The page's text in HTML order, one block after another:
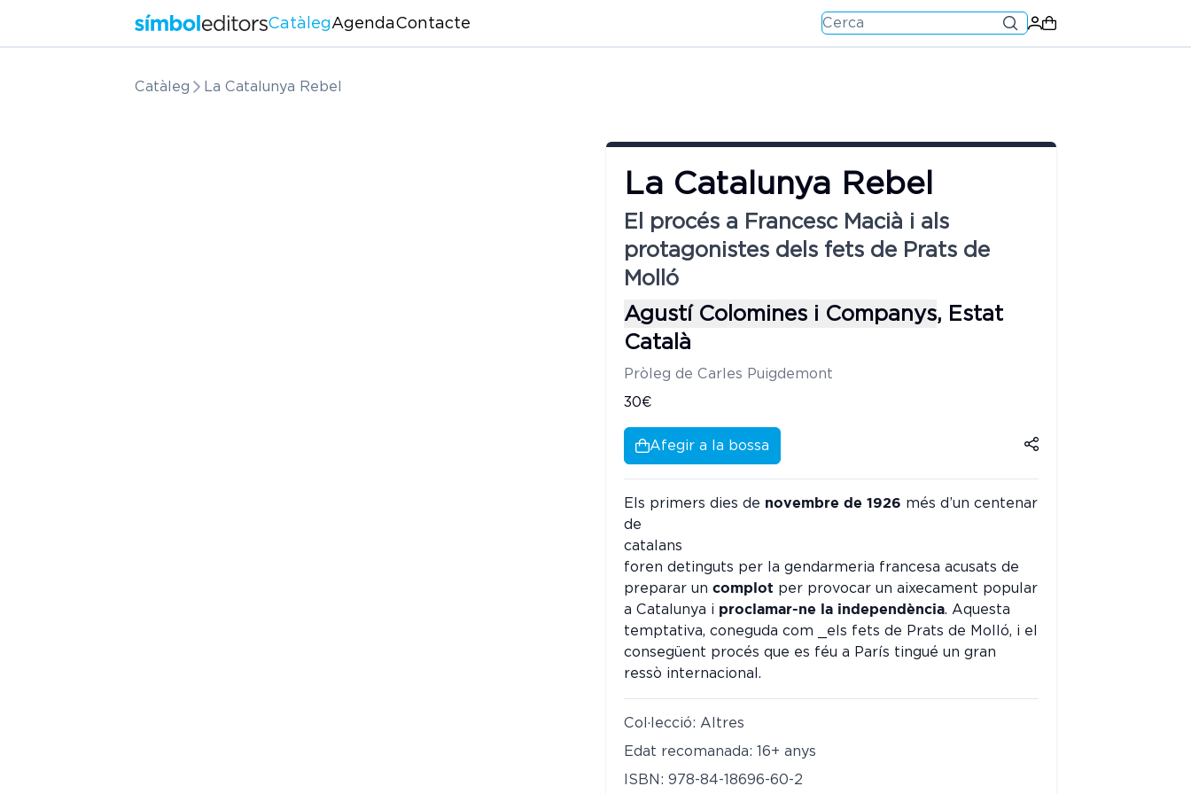
CatàlegAgendaContacte
Catàleg La Catalunya Rebel
La Catalunya Rebel
El procés a Francesc Macià i als
protagonistes dels fets de Prats de
Molló
Agustí Colomines i Companys, Estat
Català
Pròleg de Carles Puigdemont
30€
Afegir a la bossa
Els primers dies de novembre de 1926 més d’un centenar
de
catalans
foren detinguts per la gendarmeria francesa acusats de
preparar un complot per provocar un aixecament popular
a Catalunya i proclamar-ne la independència. Aquesta
temptativa, coneguda com _els fets de Prats de Molló, i el
consegüent procés que es féu a París tingué un gran
ressò internacional.
Col·lecció: Altres
Edat recomanada: 16+ anys
ISBN: 978-84-18696-60-2